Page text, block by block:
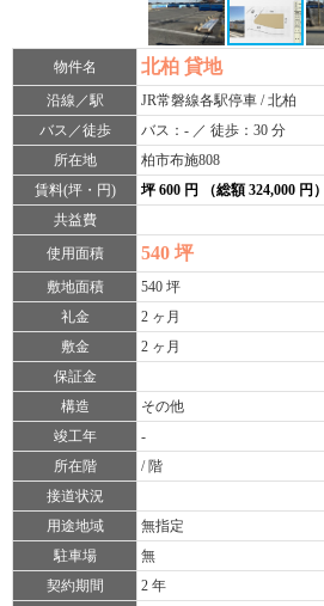
物件名 北柏 貸地
沿線／駅
JR常磐線各駅停車 / 北柏
バス／徒歩
バス：- ／ 徒歩：30 分
所在地
柏市布施808
賃料(坪・円)
坪 600 円 （総額 324,000 円）
共益費
使用面積
540 坪
敷地面積
540 坪
礼金
2 ヶ月
敷金
2 ヶ月
保証金
構造
その他
竣工年
-
所在階
/ 階
接道状況
用途地域
無指定
駐車場
無
契約期間
2 年